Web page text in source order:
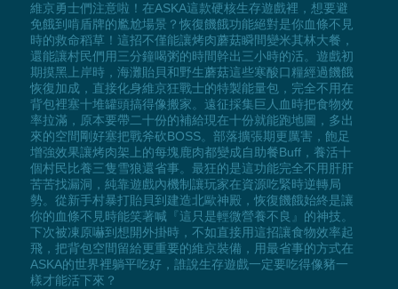
維京勇士們注意啦！在ASKA這款硬核生存遊戲裡，想要避
免餓到啃盾牌的尷尬場景？恢復饑餓功能絕對是你血條不見
時的救命稻草！這招不僅能讓烤肉蘑菇瞬間變米其林大餐，
還能讓村民們用三分鐘喝粥的時間幹出三小時的活。遊戲初
期摸黑上岸時，海灘貽貝和野生蘑菇這些寒酸口糧經過饑餓
恢復加成，直接化身維京狂戰士的特製能量包，完全不用在
背包裡塞十堆罐頭搞得像搬家。遠征採集巨人血時把食物效
率拉滿，原本要帶二十份的補給現在十份就能跑地圖，多出
來的空間剛好塞把戰斧砍BOSS。部落擴張期更厲害，飽足
增強效果讓烤肉架上的每塊鹿肉都變成自助餐Buff，養活十
個村民比養三隻雪狼還省事。最狂的是這功能完全不用肝肝
苦苦找漏洞，純靠遊戲內機制讓玩家在資源吃緊時逆轉局
勢。從新手村暴打貽貝到建造北歐神殿，恢復饑餓始終是讓
你的血條不見時能笑著喊『這只是輕微營養不良』的神技。
下次被凍原嚇到想開外掛時，不如直接用這招讓食物效率起
飛，把背包空間留給更重要的維京裝備，用最省事的方式在
ASKA的世界裡躺平吃好，誰說生存遊戲一定要吃得像豬一
樣才能活下來？